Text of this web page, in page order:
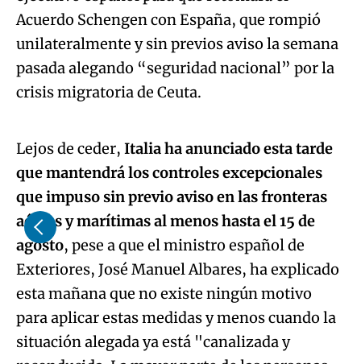
Acuerdo Schengen con España, que rompió
unilateralmente y sin previos aviso la semana
pasada alegando “seguridad nacional” por la
crisis migratoria de Ceuta.
Algo salió mal.
An error occurred, please try again later.
Try again
Lejos de ceder, Italia ha anunciado esta tarde
que mantendrá los controles excepcionales
que impuso sin previo aviso en las fronteras
aéreas y marítimas al menos hasta el 15 de
agosto, pese a que el ministro español de
Exteriores, José Manuel Albares, ha explicado
esta mañana que no existe ningún motivo
para aplicar estas medidas y menos cuando la
situación alegada ya está "canalizada y